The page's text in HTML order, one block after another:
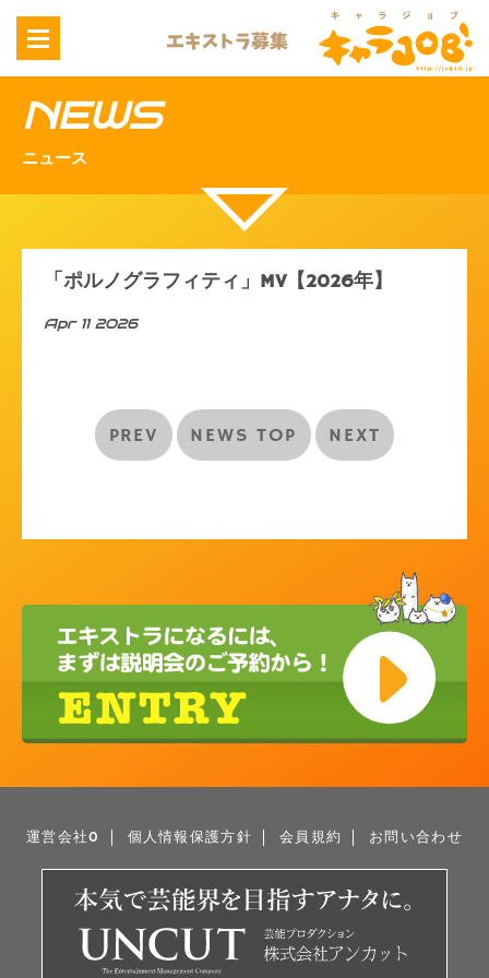
NEWS
ニュース
「ポルノグラフィティ」MV【2026年】
Apr 11 2026
PREV NEWS TOP NEXT
運営会社0 個人情報保護方針 会員規約 お問い合わせ